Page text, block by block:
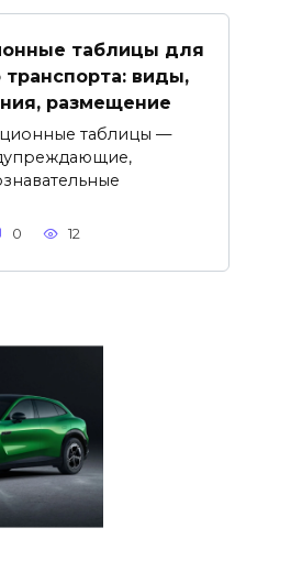
таблицы для
транспорта: виды,
размещение
таблицы —
0 12